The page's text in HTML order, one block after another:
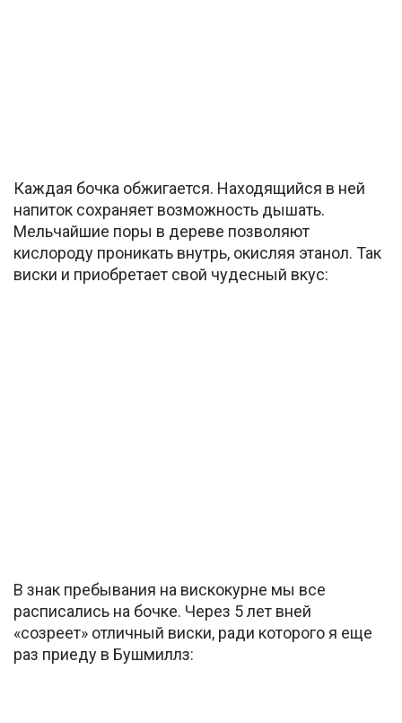
Каждая бочка обжигается. Находящийся в ней
напиток сохраняет возможность дышать.
Мельчайшие поры в дереве позволяют
кислороду проникать внутрь, окисляя этанол. Так
виски и приобретает свой чудесный вкус:
В знак пребывания на вискокурне мы все
расписались на бочке. Через 5 лет вней
«созреет» отличный виски, ради которого я еще
раз приеду в Бушмиллз: